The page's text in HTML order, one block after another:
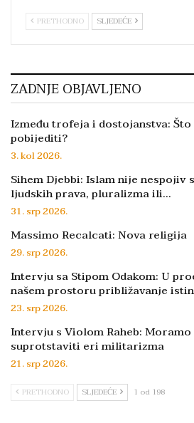
PRETHODNO SLJEDEĆE
ZADNJE OBJAVLJENO
Između trofeja i dostojanstva:
pobijediti?
3. kol 2026.
Sihem Djebbi: Islam nije
ljudskih prava, pluralizma ili…
31. srp 2026.
Massimo Recalcati: Nova religija
29. srp 2026.
Intervju sa Stipom Odakom: U
našem prostoru približavanje
23. srp 2026.
Intervju s Violom Raheb:
suprotstaviti eri militarizma
21. srp 2026.
PRETHODNO SLJEDEĆE 1 od 198